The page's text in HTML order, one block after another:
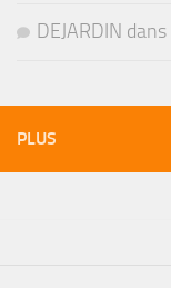
DEJARDIN dans
PLUS